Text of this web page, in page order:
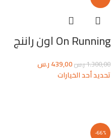
On Running اون راننج
1.300,00ر.س439,00ر.س
تحديد أحد الخيارات
-66%